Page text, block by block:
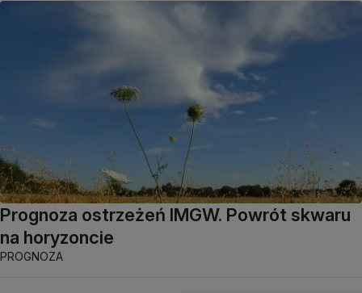
Prognoza ostrzeżeń IMGW. Powrót skwaru
na horyzoncie
PROGNOZA